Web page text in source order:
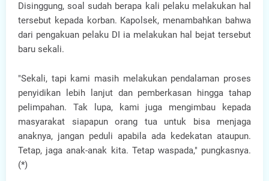
Disinggung, soal sudah berapa kali pelaku melakukan hal
tersebut kepada korban. Kapolsek, menambahkan bahwa
dari pengakuan pelaku DI ia melakukan hal bejat tersebut
baru sekali.
"Sekali, tapi kami masih melakukan pendalaman proses
penyidikan lebih lanjut dan pemberkasan hingga tahap
pelimpahan. Tak lupa, kami juga mengimbau kepada
masyarakat siapapun orang tua untuk bisa menjaga
anaknya, jangan peduli apabila ada kedekatan ataupun.
Tetap, jaga anak-anak kita. Tetap waspada," pungkasnya.
(*)